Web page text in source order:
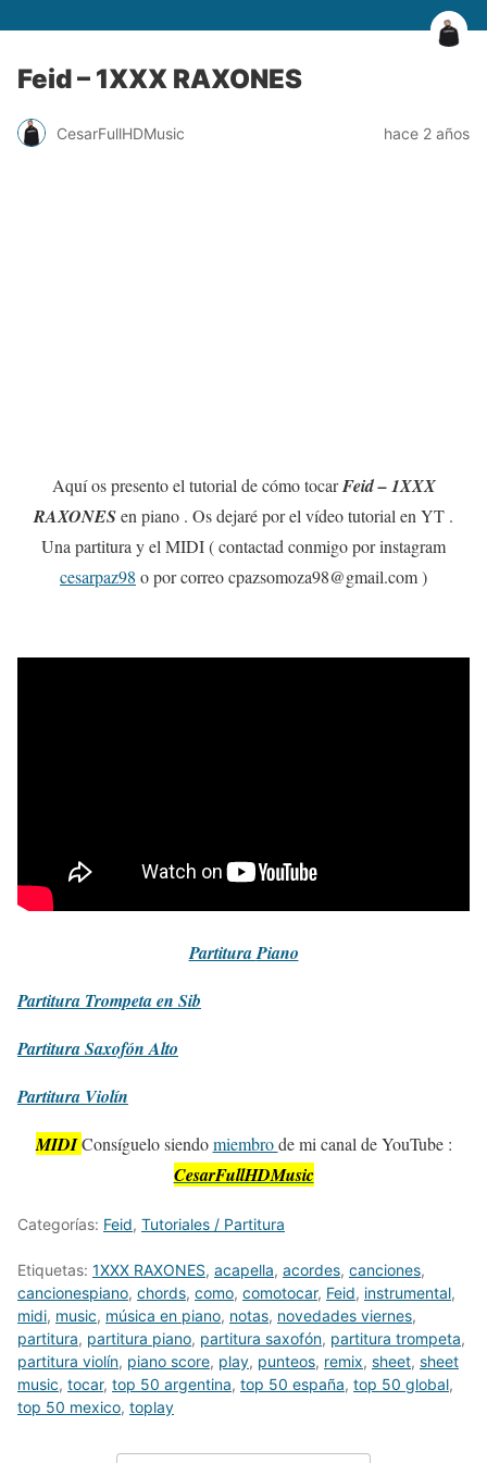
Feid – 1XXX RAXONES
CesarFullHDMusic hace 2 años
Aquí os presento el tutorial de cómo tocarFeid – 1XXX
RAXONESen piano . Os dejaré por el vídeo tutorial en YT .
Una partitura y el MIDI ( contactad conmigo por instagram
cesarpaz98 o por correo cpazsomoza98@gmail.com )
PartituraPiano
Partitura Trompeta en Sib
PartituraSaxofón Alto
Partitura Violín
MIDI Consíguelo siendomiembrode mi canal de YouTube :
CesarFullHDMusic
Categorías: Feid, Tutoriales / Partitura
Etiquetas: 1XXX RAXONES, acapella, acordes, canciones,
cancionespiano, chords, como, comotocar, Feid, instrumental,
midi, music, música en piano, notas, novedades viernes,
partitura, partitura piano, partitura saxofón, partitura trompeta,
partitura violín, piano score, play, punteos, remix, sheet, sheet
music, tocar, top 50 argentina, top 50 españa, top 50 global,
top 50 mexico, toplay